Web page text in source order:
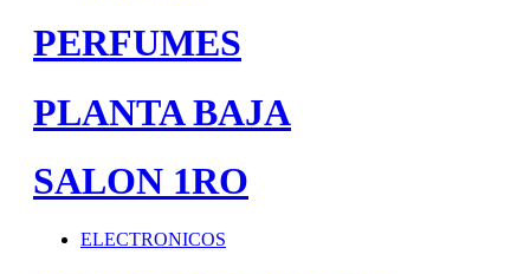
PERFUMES
PLANTA BAJA
SALON 1RO
ELECTRONICOS